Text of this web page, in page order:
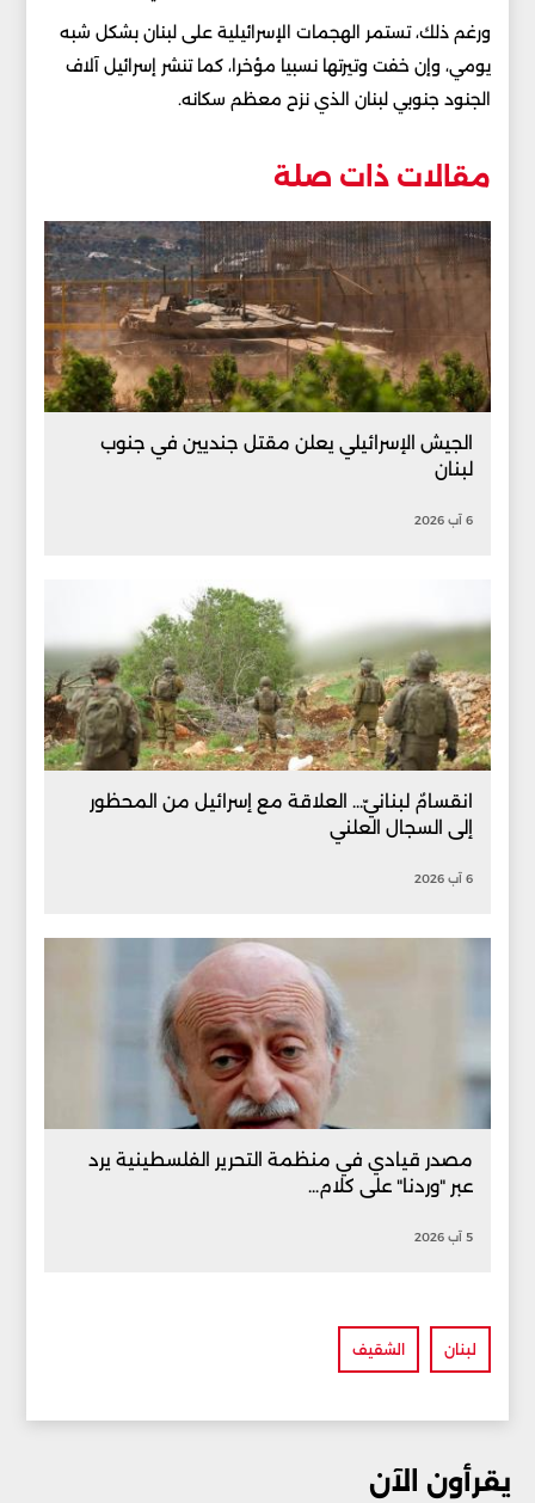
ورغم ذلك، تستمر الهجمات الإسرائيلية على لبنان بشكل شبه
يومي، وإن خفت وتيرتها نسبيا مؤخرا، كما تنشر إسرائيل آلاف
الجنود جنوبي لبنان الذي نزح معظم سكانه.
مقالات ذات صلة
الجيش الإسرائيلي يعلن مقتل جنديين في جنوب
لبنان
6 آب 2026
انقسامٌ لبنانيّ... العلاقة مع إسرائيل من المحظور
إلى السجال العلني
6 آب 2026
مصدر قيادي في منظمة التحرير الفلسطينية يرد
عبر "وردنا" على كلام...
5 آب 2026
لبنان الشقيف
يقرأون الآن